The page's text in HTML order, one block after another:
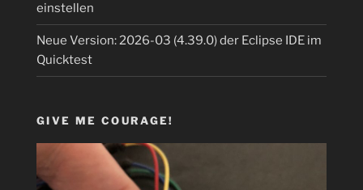
einstellen
Neue Version: 2026-03 (4.39.0) der Eclipse IDE im
Quicktest
GIVE ME COURAGE!